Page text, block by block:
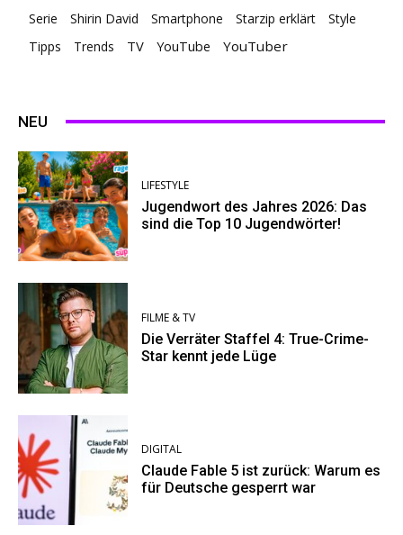
Serie
Shirin David Smartphone Starzip erklärt
Style
Tipps
Trends TV YouTube YouTuber
NEU
LIFESTYLE
Jugendwort des Jahres 2026: Das
sind die Top 10 Jugendwörter!
FILME & TV
Die Verräter Staffel 4: True-Crime-
Star kennt jede Lüge
DIGITAL
Claude Fable 5 ist zurück: Warum es
für Deutsche gesperrt war